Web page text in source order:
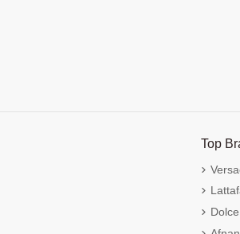
Top